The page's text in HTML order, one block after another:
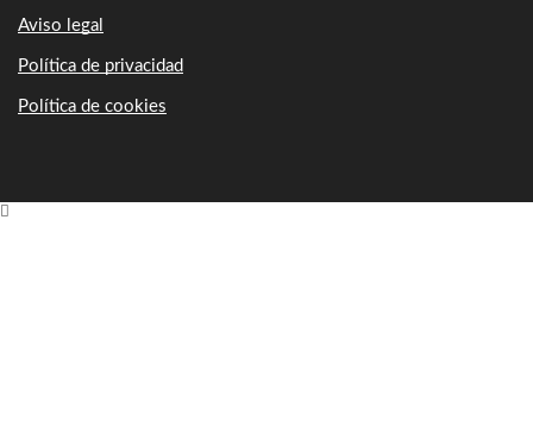
Aviso legal
Política de privacidad
Política de cookies